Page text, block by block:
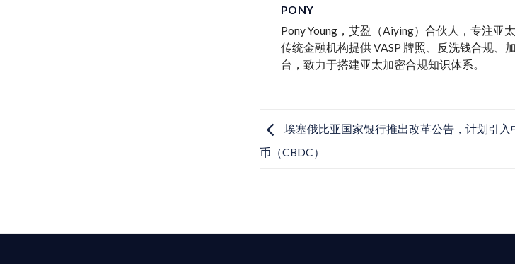
PONY
Pony Young，艾盈（Aiying）合伙人，专注亚
传统金融机构提供 VASP 牌照、反洗钱合规、
台，致力于搭建亚太加密合规知识体系。
埃塞俄比亚国家银行推出改革公告，计划引入
币（CBDC）